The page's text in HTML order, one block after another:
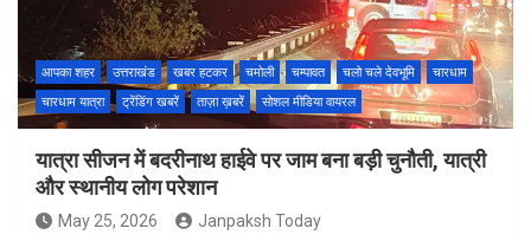
k
p
आपका शहर उत्तराखंड खबर हटकर चमोली चम्पावत चलो चले देवभूमि
चारधाम
चारधाम यात्रा
ट्रेंडिंग खबरें ताज़ा ख़बरें सोशल मीडिया वायरल
यात्रा सीजन में बदरीनाथ हाईवे पर जाम बना बड़ी चुनौती, यात्री
और स्थानीय लोग परेशान
May 25, 2026 Janpaksh Today